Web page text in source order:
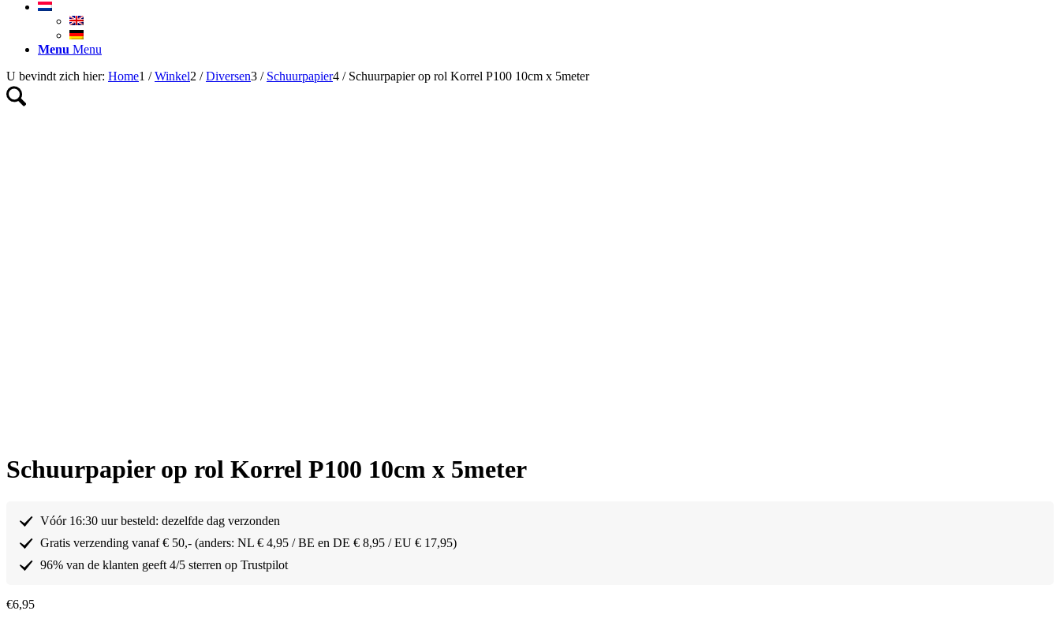
Menu Menu
U bevindt zich hier: Home1 / Winkel2 / Diversen3 / Schuurpapier4 / Schuurpapier op rol Korrel P100 10cm x 5meter
Schuurpapier op rol Korrel P100 10cm x 5meter
Vóór 16:30 uur besteld: dezelfde dag verzonden
Gratis verzending vanaf € 50,- (anders: NL € 4,95 / BE en DE € 8,95 / EU € 17,95)
96% van de klanten geeft 4/5 sterren op Trustpilot
€6,95